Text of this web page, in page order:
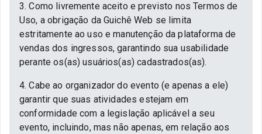
3. Como livremente aceito e previsto nos Termos de
Uso, a obrigação da Guichê Web se limita
estritamente ao uso e manutenção da plataforma de
vendas dos ingressos, garantindo sua usabilidade
perante os(as) usuários(as) cadastrados(as).
4. Cabe ao organizador do evento (e apenas a ele)
garantir que suas atividades estejam em
conformidade com a legislação aplicável a seu
evento, incluindo, mas não apenas, em relação aos